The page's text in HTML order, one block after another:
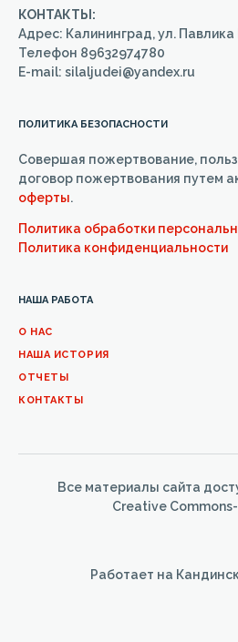
КОНТАКТЫ:
Адрес: Калининград, ул.
Телефон 89632974780
E-mail: silaljudei@yandex.ru
НАША РАБОТА
О НАС
НАША ИСТОРИЯ
ОТЧЕТЫ
КОНТАКТЫ
ПОЛИТИКА БЕЗОПАСНОСТИ
Совершая пожертвование,
договор пожертвования путем
оферты.
Политика обработки
Политика конфиденциальности
Все материалы сайта
Creative Commons-
Работает на